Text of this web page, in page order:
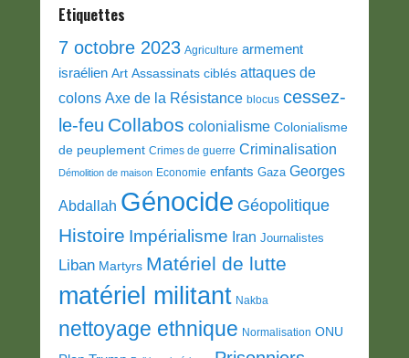
Etiquettes
7 octobre 2023 Agriculture armement
israélien Art Assassinats ciblés attaques de
colons Axe de la Résistance blocus cessez-
le-feu Collabos colonialisme Colonialisme
de peuplement Crimes de guerre Criminalisation
Démolition de maison Economie enfants Gaza Georges
Abdallah Génocide Géopolitique
Histoire Impérialisme Iran Journalistes
Liban Martyrs Matériel de lutte
matériel militant Nakba
nettoyage ethnique Normalisation ONU